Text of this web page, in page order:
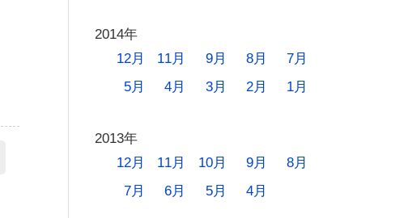
2014年
12月
11月 9月 8月
7月
5月
4月 3月 2月 1月
2013年
12月
11月 10月 9月
8月
7月
6月 5月 4月